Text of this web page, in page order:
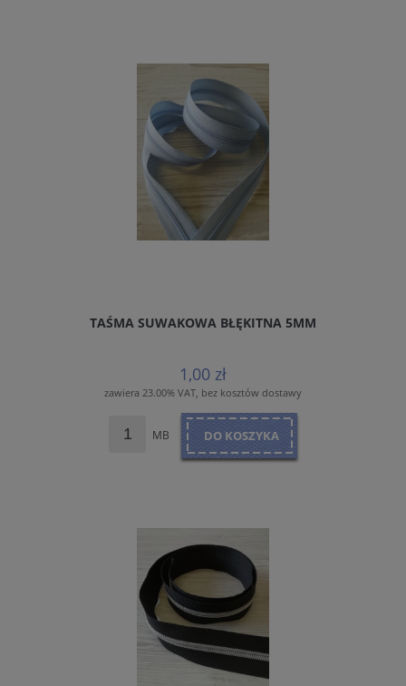
TAŚMA SUWAKOWA BŁĘKITNA 5MM
1,00 zł
zawiera 23.00% VAT, bez kosztów dostawy
MB DO KOSZYKA